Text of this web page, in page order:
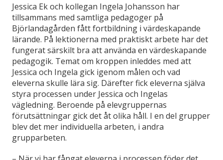
Jessica Ek och kollegan Ingela Johansson har
tillsammans med samtliga pedagoger på
Björlandagården fått fortbildning i värdeskapande
lärande. På lektionerna med praktiskt arbete har det
fungerat särskilt bra att använda en värdeskapande
pedagogik. Temat om kroppen inleddes med att
Jessica och Ingela gick igenom målen och vad
eleverna skulle lära sig. Därefter fick eleverna själva
styra processen under Jessica och Ingelas
vägledning. Beroende på elevgruppernas
förutsättningar gick det åt olika håll. I en del grupper
blev det mer individuella arbeten, i andra
grupparbeten.